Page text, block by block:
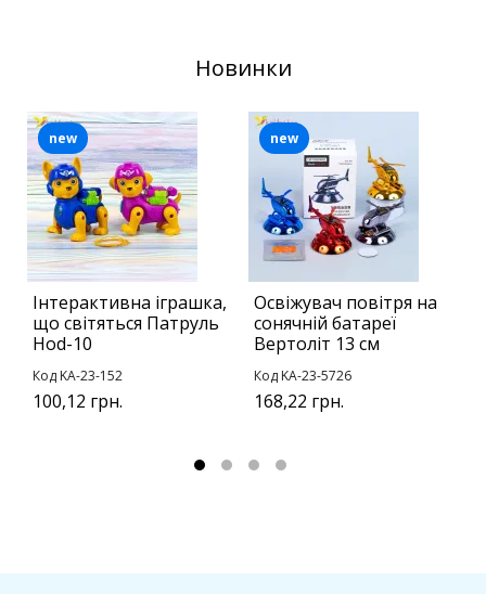
Новинки
Інтерактивна іграшка,
що світяться Патруль
Hod-10
Код KA-23-152
100,12 грн.
new
Освіжувач повітря на
сонячній батареї
Вертоліт 13 см
Код KA-23-5726
168,22 грн.
new